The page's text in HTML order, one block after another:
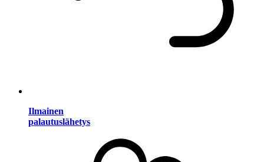
Ilmainen
palautuslähetys